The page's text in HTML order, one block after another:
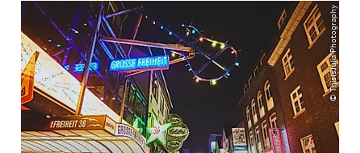
© ThisIsJulia Photography